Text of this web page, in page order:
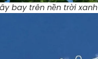
bay trên nền trời xanh